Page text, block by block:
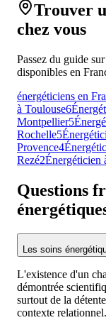
Trouver
chez vous
Passez du guide
disponibles en
énergéticiens en
à Toulouse6
Montpellier5
Rochelle5
Provence4
Rezé2Énergéticien
Questions
Les soins
L'existence d'un
démontrée
surtout de la
contexte relationnel.